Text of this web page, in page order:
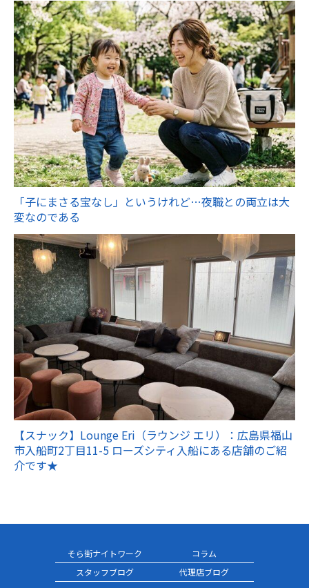
「子にまさる宝なし」というけれど…夜職との両立は大
変なのである
【スナック】Lounge Eri（ラウンジ エリ）：広島県福山
市入船町2丁目11-5 ローズシティ入船にある店舗のご紹
介です★
そら街ナイトワーク
コラム
スタッフブログ
代理店ブログ